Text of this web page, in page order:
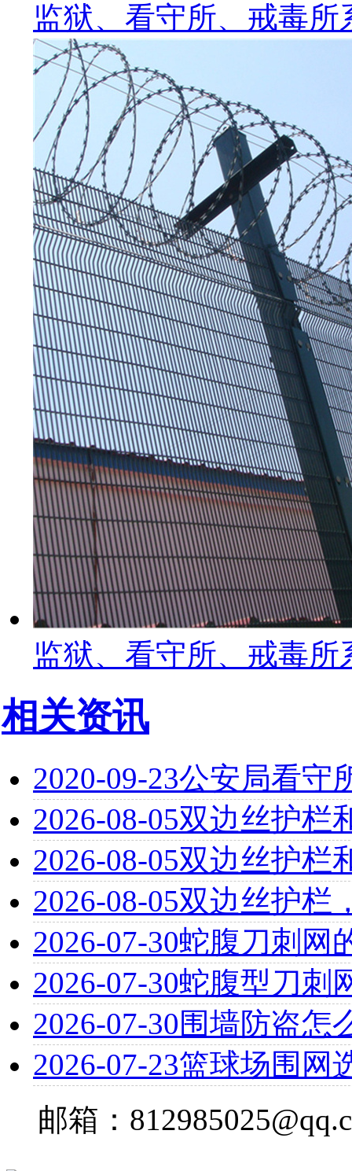
监狱、看守所、戒毒
监狱、看守所、戒毒所
相关资讯
2020-09-23公安局看守
2026-08-05双边丝护栏
2026-08-05双边丝护栏
2026-08-05双边丝护栏
2026-07-30蛇腹刀刺网
2026-07-30蛇腹型刀刺
2026-07-30围墙防盗怎
2026-07-23篮球场围网
邮箱：